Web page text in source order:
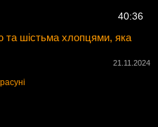
40:36
шістьма хлопцями, яка
21.11.2024